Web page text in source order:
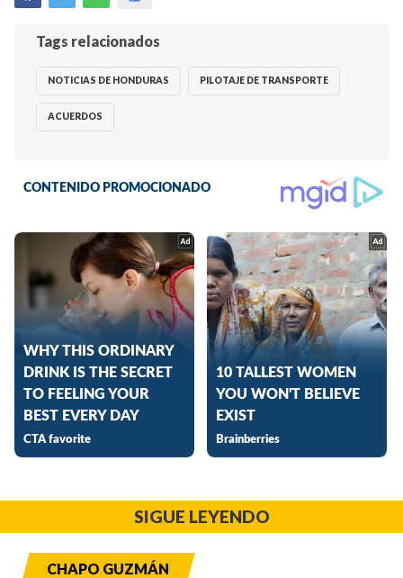
Tags relacionados
NOTICIAS DE HONDURAS PILOTAJE DE TRANSPORTE
ACUERDOS
SIGUE LEYENDO
CHAPO GUZMÁN